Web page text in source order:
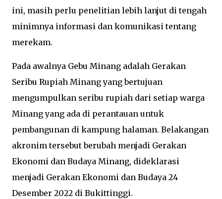
ini, masih perlu penelitian lebih lanjut di tengah
minimnya informasi dan komunikasi tentang
merekam.
Pada awalnya Gebu Minang adalah Gerakan
Seribu Rupiah Minang yang bertujuan
mengumpulkan seribu rupiah dari setiap warga
Minang yang ada di perantauan untuk
pembangunan di kampung halaman. Belakangan
akronim tersebut berubah menjadi Gerakan
Ekonomi dan Budaya Minang, dideklarasi
menjadi Gerakan Ekonomi dan Budaya 24
Desember 2022 di Bukittinggi.